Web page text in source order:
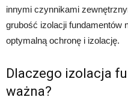
innymi czynnikami
grubość izolacji fundamentów
optymalną ochronę i izolację.
Dlaczego izolacja
ważna?